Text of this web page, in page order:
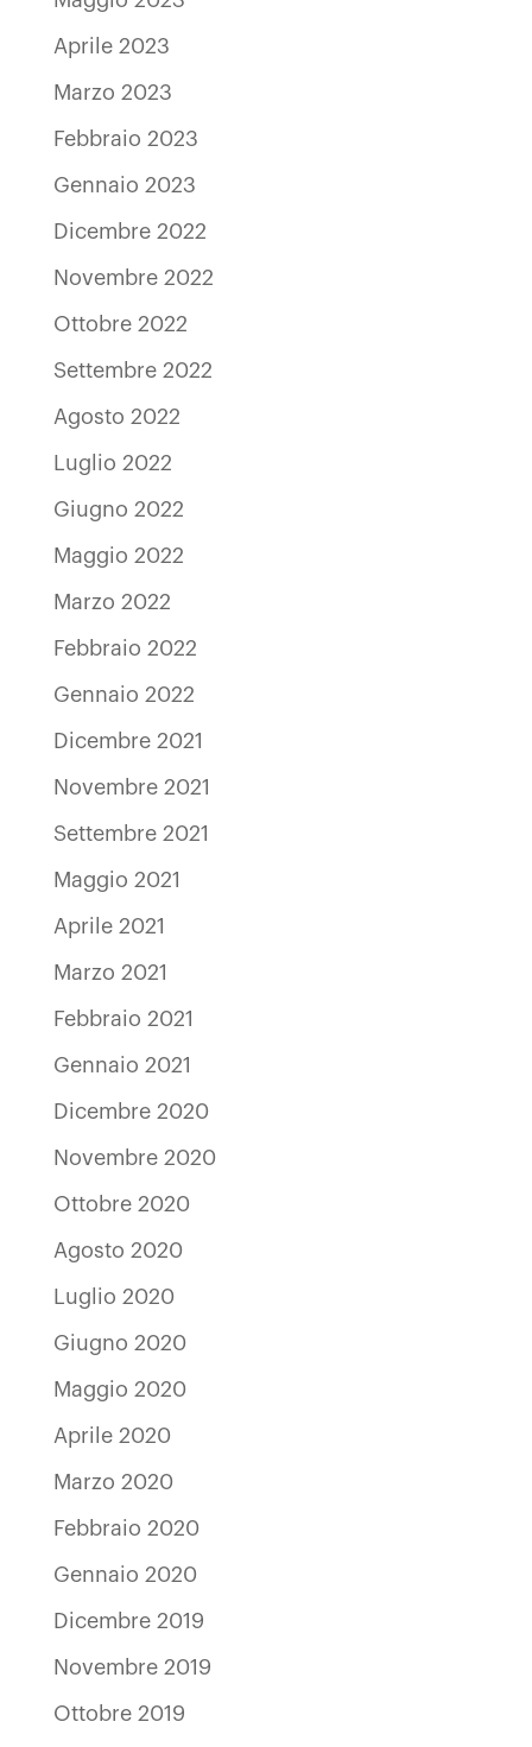
Aprile 2023
Marzo 2023
Febbraio 2023
Gennaio 2023
Dicembre 2022
Novembre 2022
Ottobre 2022
Settembre 2022
Agosto 2022
Luglio 2022
Giugno 2022
Maggio 2022
Marzo 2022
Febbraio 2022
Gennaio 2022
Dicembre 2021
Novembre 2021
Settembre 2021
Maggio 2021
Aprile 2021
Marzo 2021
Febbraio 2021
Gennaio 2021
Dicembre 2020
Novembre 2020
Ottobre 2020
Agosto 2020
Luglio 2020
Giugno 2020
Maggio 2020
Aprile 2020
Marzo 2020
Febbraio 2020
Gennaio 2020
Dicembre 2019
Novembre 2019
Ottobre 2019